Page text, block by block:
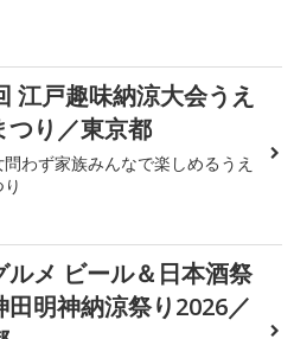
江戸趣味納涼大会うえ
つり／東京都
わず家族みんなで楽しめるうえ
ルメ ビール＆日本酒祭
田明神納涼祭り2026／